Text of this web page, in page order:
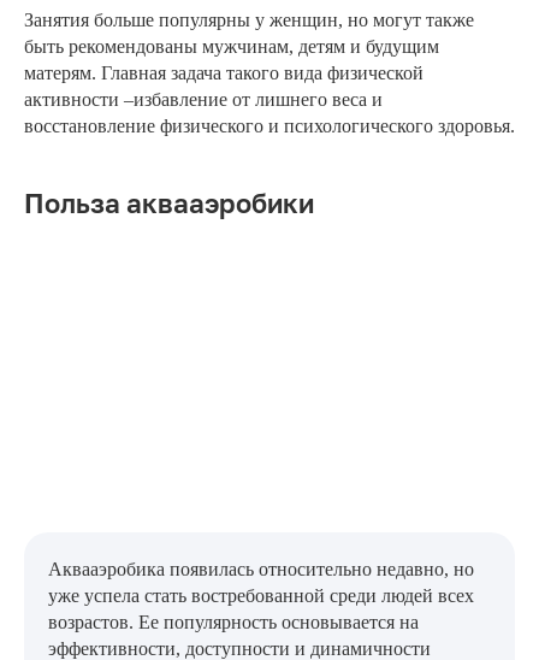
Занятия больше популярны у женщин, но могут также
быть рекомендованы мужчинам, детям и будущим
матерям. Главная задача такого вида физической
активности –избавление от лишнего веса и
восстановление физического и психологического здоровья.
Польза аквааэробики
Аквааэробика появилась относительно недавно, но
уже успела стать востребованной среди людей всех
возрастов. Ее популярность основывается на
эффективности, доступности и динамичности